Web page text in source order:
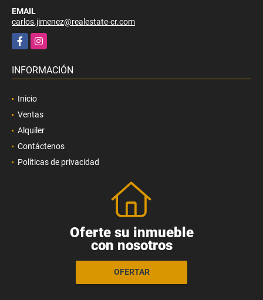
EMAIL
carlos.jimenez@realestate-cr.com
FacebookInstagram
INFORMACIÓN
Inicio
Ventas
Alquiler
Contáctenos
Políticas de privacidad
Oferte su inmueble
con nosotros
OFERTAR